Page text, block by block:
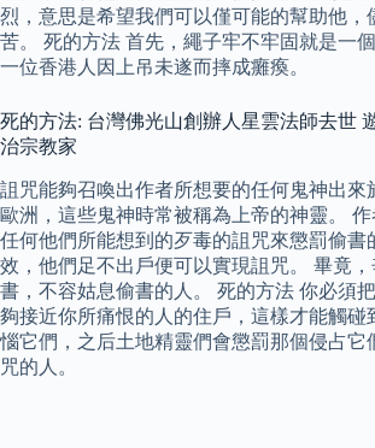
烈，意思是希望我們可以僅可能的幫助他，
苦。 死的方法 首先，繩子牢不牢固就是一
一位香港人因上吊未遂而摔成癱瘓。
死的方法: 台灣佛光山創辦人星雲法師去世
治宗教家
詛咒能夠召喚出作者所想要的任何鬼神出來
歐洲，這些鬼神時常被稱為上帝的神靈。
任何他們所能想到的歹毒的詛咒來懲罰偷書
效，他們足不出戶便可以實現詛咒。 畢竟
書，不容姑息偷書的人。 死的方法 你必須
夠接近你所痛恨的人的住戶，這樣才能觸碰
惱它們，之后土地精靈們會懲罰那個侵占
咒的人。